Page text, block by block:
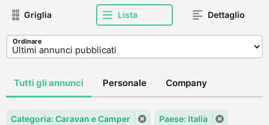
Griglia Lista Dettaglio
Ordinare
Tutti gli annunci Personale Company
Categoria: Caravan e Camper Paese: Italia